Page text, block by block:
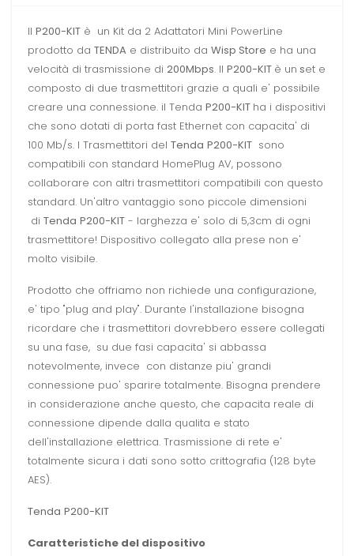
Il P200-KIT è un Kit da 2 Adattatori Mini PowerLine
prodotto da TENDA e distribuito da Wisp Store e ha una
velocità di trasmissione di 200Mbps. Il P200-KIT è un set e
composto di due trasmettitori grazie a quali e' possibile
creare una connessione. il Tenda P200-KIT ha i dispositivi
che sono dotati di porta fast Ethernet con capacita' di
100 Mb/s. I Trasmettitori del Tenda P200-KIT sono
compatibili con standard HomePlug AV, possono
collaborare con altri trasmettitori compatibili con questo
standard. Un'altro vantaggio sono piccole dimensioni
di Tenda P200-KIT - larghezza e' solo di 5,3cm di ogni
trasmettitore! Dispositivo collegato alla prese non e'
molto visibile.
Prodotto che offriamo non richiede una configurazione,
e' tipo "plug and play". Durante l'installazione bisogna
ricordare che i trasmettitori dovrebbero essere collegati
su una fase, su due fasi capacita' si abbassa
notevolmente, invece con distanze piu' grandi
connessione puo' sparire totalmente. Bisogna prendere
in considerazione anche questo, che capacita reale di
connessione dipende dalla qualita e stato
dell'installazione elettrica. Trasmissione di rete e'
totalmente sicura i dati sono sotto crittografia (128 byte
AES).
Tenda P200-KIT
Caratteristiche del dispositivo